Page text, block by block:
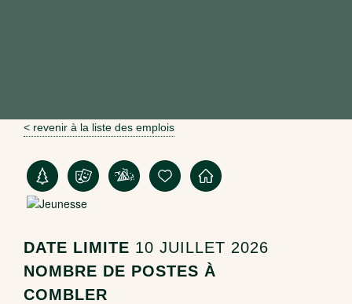
< revenir à la liste des emplois
DATE LIMITE 10 JUILLET 2026
NOMBRE DE POSTES À
COMBLER